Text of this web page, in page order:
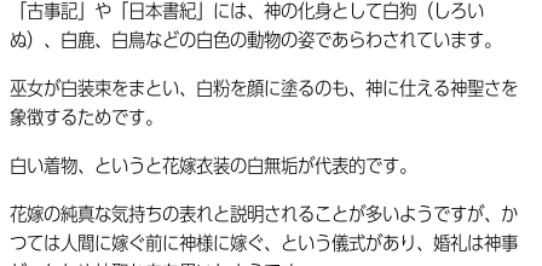
「古事記」や「日本書紀」には、神の化身として白狗（しろい
ぬ）、白鹿、白鳥などの白色の動物の姿であらわされています。
巫女が白装束をまとい、白粉を顔に塗るのも、神に仕える神聖さを
象徴するためです。
白い着物、というと花嫁衣装の白無垢が代表的です。
花嫁の純真な気持ちの表れと説明されることが多いようですが、か
つては人間に嫁ぐ前に神様に嫁ぐ、という儀式があり、婚礼は神事